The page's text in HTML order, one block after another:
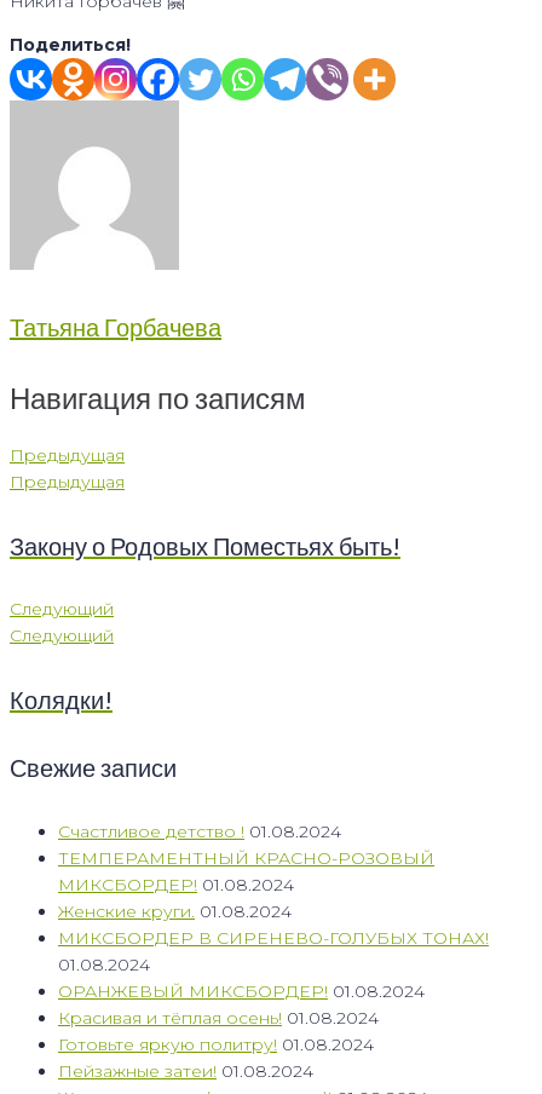
Поделиться!
Татьяна Горбачева
Навигация по записям
Предыдущая
Предыдущая
Закону о Родовых Поместьях быть!
Следующий
Следующий
Колядки!
Свежие записи
Счастливое детство ! 01.08.2024
ТЕМПЕРАМЕНТНЫЙ КРАСНО-РОЗОВЫЙ
МИКСБОРДЕР! 01.08.2024
Женские круги. 01.08.2024
МИКСБОРДЕР В СИРЕНЕВО-ГОЛУБЫХ ТОНАХ!
01.08.2024
ОРАНЖЕВЫЙ МИКСБОРДЕР! 01.08.2024
Красивая и тёплая осень! 01.08.2024
Готовьте яркую политру! 01.08.2024
Пейзажные затеи! 01.08.2024